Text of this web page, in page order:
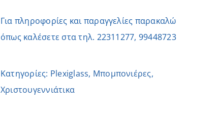
Για πληροφορίες και παραγγελίες παρακαλώ
όπως καλέσετε στα τηλ. 22311277, 99448723
Κατηγορίες: Plexiglass, Μπομπονιέρες,
Χριστουγεννιάτικα